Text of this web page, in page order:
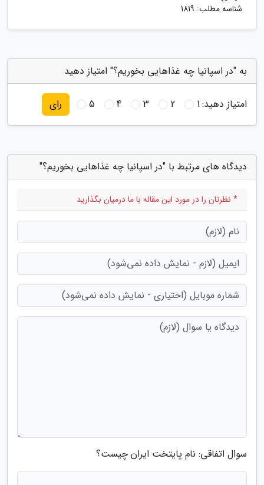
شناسه مطلب: 1819
به "در اسپانیا چه غذاهایی بخوریم؟" امتیاز دهید
امتیاز دهید:1
2
3
4
5 رای
دیدگاه های مرتبط با "در اسپانیا چه غذاهایی بخوریم؟"
* نظرتان را در مورد این مقاله با ما درمیان بگذارید
سوال اتفاقی: نام پایتخت ایران چیست؟